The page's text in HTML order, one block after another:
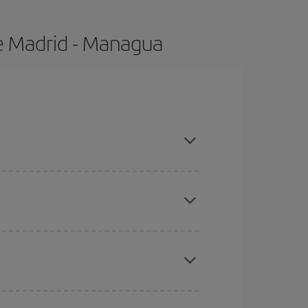
- Managua